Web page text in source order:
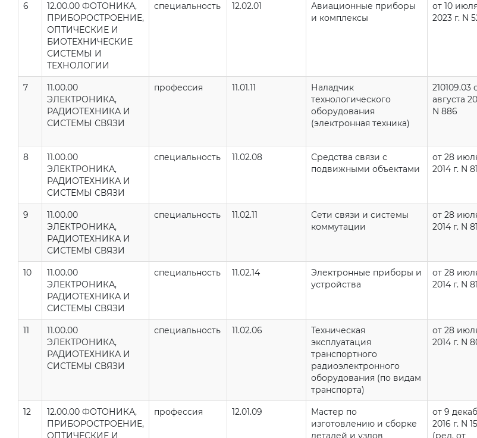
6
12.00.00 ФОТОНИКА,
ПРИБОРОСТРОЕНИЕ,
ОПТИЧЕСКИЕ И
БИОТЕХНИЧЕСКИЕ
СИСТЕМЫ И
ТЕХНОЛОГИИ
специальность 12.02.01
Авиационные приборы
и комплексы
от 10 июля
2023 г. N
7
11.00.00
ЭЛЕКТРОНИКА,
РАДИОТЕХНИКА И
СИСТЕМЫ СВЯЗИ
профессия 11.01.11
Наладчик
технологического
оборудования
(электронная техника)
210109.03
августа
N 886
8
11.00.00
ЭЛЕКТРОНИКА,
РАДИОТЕХНИКА И
СИСТЕМЫ СВЯЗИ
специальность 11.02.08
Средства связи с
подвижными объектами
от 28
2014 г. N
9
11.00.00
ЭЛЕКТРОНИКА,
РАДИОТЕХНИКА И
СИСТЕМЫ СВЯЗИ
специальность 11.02.11
Сети связи и системы
коммутации
от 28
2014 г. N
10
11.00.00
ЭЛЕКТРОНИКА,
РАДИОТЕХНИКА И
СИСТЕМЫ СВЯЗИ
специальность 11.02.14
Электронные приборы и
устройства
от 28
2014 г. N
11
11.00.00
ЭЛЕКТРОНИКА,
РАДИОТЕХНИКА И
СИСТЕМЫ СВЯЗИ
специальность 11.02.06
Техническая
эксплуатация
транспортного
радиоэлектронного
оборудования (по видам
транспорта)
от 28
2014 г. N
12
12.00.00 ФОТОНИКА,
ПРИБОРОСТРОЕНИЕ,
ОПТИЧЕСКИЕ И
профессия 12.01.09
Мастер по
изготовлению и сборке
деталей и узлов
от 9
2016 г. N
(ред. от